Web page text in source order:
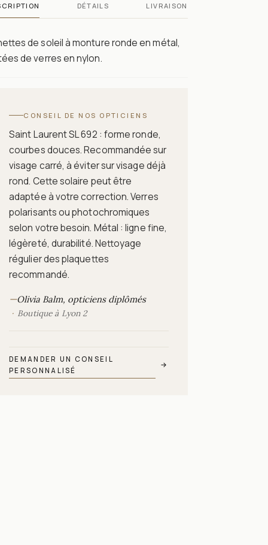
DÉTAILS LIVRAISON
de soleil à monture ronde en métal,
de verres en nylon.
CONSEIL DE NOS OPTICIENS
Saint Laurent SL 692 : forme ronde,
courbes douces. Recommandée sur
visage carré, à éviter sur visage déjà
rond. Cette solaire peut être
adaptée à votre correction. Verres
polarisants ou photochromiques
selon votre besoin. Métal : ligne fine,
légèreté, durabilité. Nettoyage
régulier des plaquettes
recommandé.
—Olivia Balm, opticiens diplômés
Boutique à Lyon 2
DEMANDER UN CONSEIL
PERSONNALISÉ
→